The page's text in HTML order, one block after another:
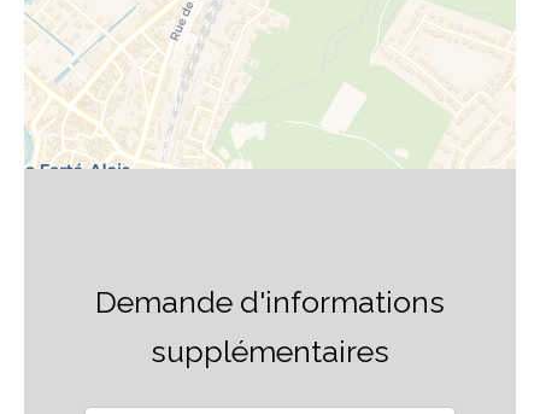
Demande d'informations
supplémentaires